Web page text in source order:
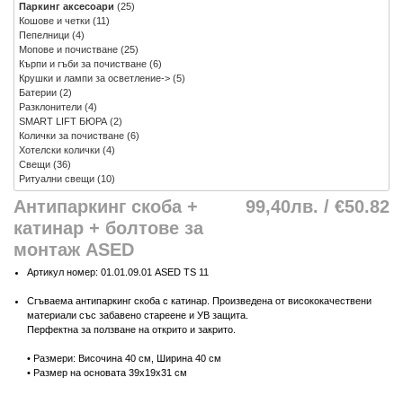
99,40лв. / €50.82
Антипаркинг скоба +
катинар + болтове за
монтаж ASED
Артикул номер: 01.01.09.01 ASED TS 11
Сгъваема антипаркинг скоба с катинар. Произведена от висококачествени
материали със забавено стареене и УВ защита.
Перфектна за ползване на открито и закрито.
• Размери: Височина 40 см, Ширина 40 см
• Размер на основата 39х19x31 см
Паркинг аксесоари (25)
Кошове и четки (11)
Пепелници (4)
Мопове и почистване (25)
Кърпи и гъби за почистване (6)
Крушки и лампи за осветление-> (5)
Батерии (2)
Разклонители (4)
SMART LIFT БЮРА(2)
Колички за почистване (6)
Хотелски колички (4)
Свещи (36)
Ритуални свещи (10)